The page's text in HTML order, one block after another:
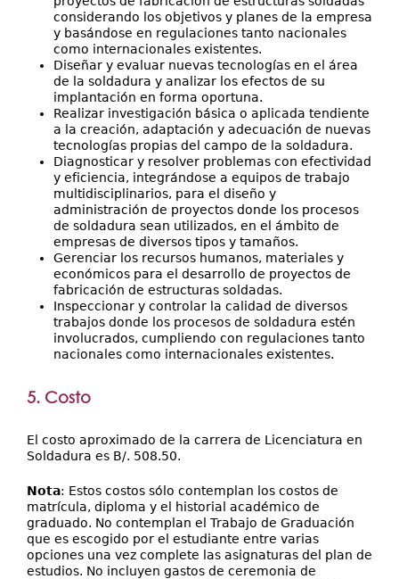
considerando los objetivos y planes de la empresa
y basándose en regulaciones tanto nacionales
como internacionales existentes.
Diseñar y evaluar nuevas tecnologías en el área
de la soldadura y analizar los efectos de su
implantación en forma oportuna.
Realizar investigación básica o aplicada tendiente
a la creación, adaptación y adecuación de nuevas
tecnologías propias del campo de la soldadura.
Diagnosticar y resolver problemas con efectividad
y eficiencia, integrándose a equipos de trabajo
multidisciplinarios, para el diseño y
administración de proyectos donde los procesos
de soldadura sean utilizados, en el ámbito de
empresas de diversos tipos y tamaños.
Gerenciar los recursos humanos, materiales y
económicos para el desarrollo de proyectos de
fabricación de estructuras soldadas.
Inspeccionar y controlar la calidad de diversos
trabajos donde los procesos de soldadura estén
involucrados, cumpliendo con regulaciones tanto
nacionales como internacionales existentes.
5. Costo
El costo aproximado de la carrera de Licenciatura en
Soldadura es B/. 508.50.
Nota: Estos costos sólo contemplan los costos de
matrícula, diploma y el historial académico de
graduado. No contemplan el Trabajo de Graduación
que es escogido por el estudiante entre varias
opciones una vez complete las asignaturas del plan de
estudios. No incluyen gastos de ceremonia de